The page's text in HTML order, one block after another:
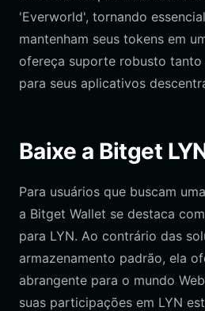
'Everworld', tornando
mantenham seus tokens em
ofereça suporte robusto
para seus aplicativos
Baixe a Bitget
Para usuários que buscam
a Bitget Wallet se destaca
para LYN. Ao contrário das
armazenamento padrão, ela
abrangente para o mundo
suas participações em LYN